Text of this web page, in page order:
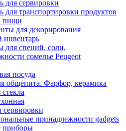
для сервировки
для транспортировки продуктов
пищи
для декорирования
для специй, соли,
сомелье Peugeot
посуда
общепита. Фарфор, керамика
принадлежности gadgets
приборы